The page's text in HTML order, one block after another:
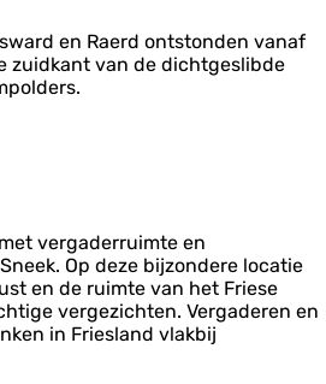
en Raerd ontstonden vanaf
zuidkant van de dichtgeslibde
vergaderruimte en
Op deze bijzondere locatie
en de ruimte van het Friese
vergezichten. Vergaderen en
in Friesland vlakbij